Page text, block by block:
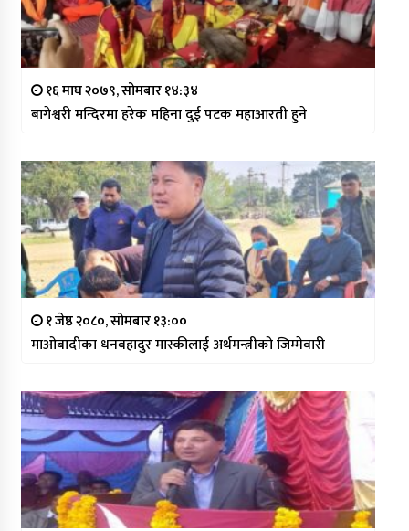
१६ माघ २०७९, सोमबार १४:३४
बागेश्वरी मन्दिरमा हरेक महिना दुई पटक महाआरती हुने
१ जेष्ठ २०८०, सोमबार १३:००
माओबादीका धनबहादुर मास्कीलाई अर्थमन्त्रीको जिम्मेवारी